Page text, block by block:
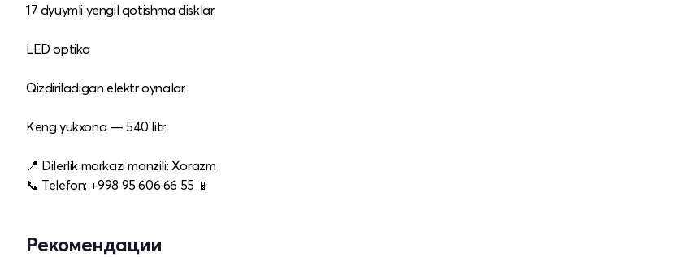
17 dyuymli yengil qotishma disklar
LED optika
Qizdiriladigan elektr oynalar
Keng yukxona — 540 litr
📍 Dilerlik markazi manzili: Xorazm
📞 Telefon: +998 95 606 66 55 📱
Рекомендации